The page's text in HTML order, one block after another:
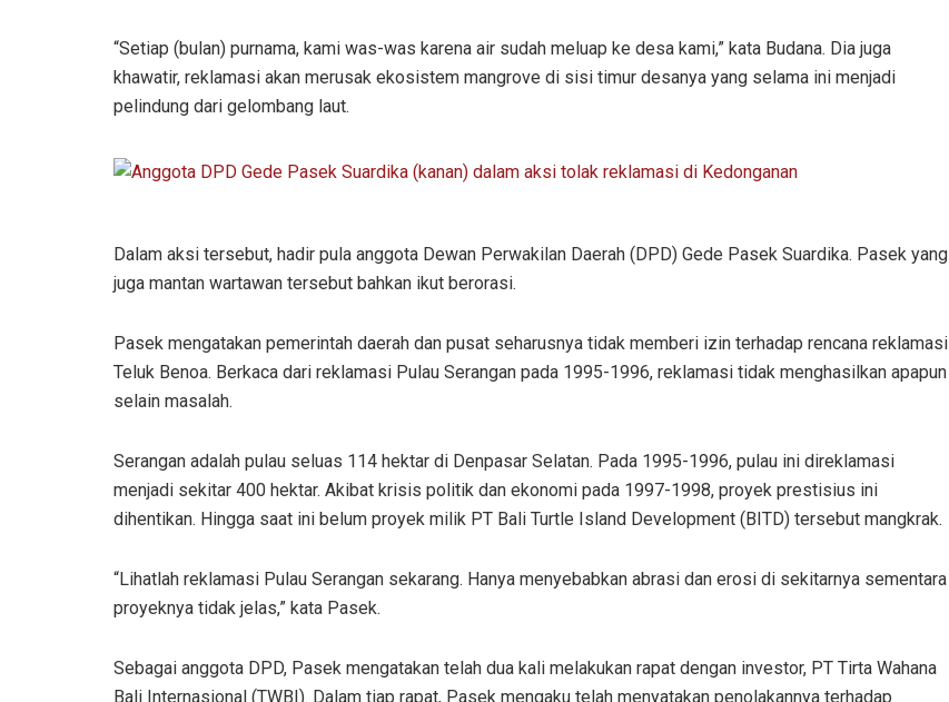
“Setiap (bulan) purnama, kami was-was karena air sudah meluap ke desa kami,” kata Budana. Dia juga
khawatir, reklamasi akan merusak ekosistem mangrove di sisi timur desanya yang selama ini menjadi
pelindung dari gelombang laut.
Dalam aksi tersebut, hadir pula anggota Dewan Perwakilan Daerah (DPD) Gede Pasek Suardika. Pasek yang
juga mantan wartawan tersebut bahkan ikut berorasi.
Pasek mengatakan pemerintah daerah dan pusat seharusnya tidak memberi izin terhadap rencana reklamasi
Teluk Benoa. Berkaca dari reklamasi Pulau Serangan pada 1995-1996, reklamasi tidak menghasilkan apapun
selain masalah.
Serangan adalah pulau seluas 114 hektar di Denpasar Selatan. Pada 1995-1996, pulau ini direklamasi
menjadi sekitar 400 hektar. Akibat krisis politik dan ekonomi pada 1997-1998, proyek prestisius ini
dihentikan. Hingga saat ini belum proyek milik PT Bali Turtle Island Development (BITD) tersebut mangkrak.
“Lihatlah reklamasi Pulau Serangan sekarang. Hanya menyebabkan abrasi dan erosi di sekitarnya sementara
proyeknya tidak jelas,” kata Pasek.
Sebagai anggota DPD, Pasek mengatakan telah dua kali melakukan rapat dengan investor, PT Tirta Wahana
Bali Internasional (TWBI). Dalam tiap rapat, Pasek mengaku telah menyatakan penolakannya terhadap